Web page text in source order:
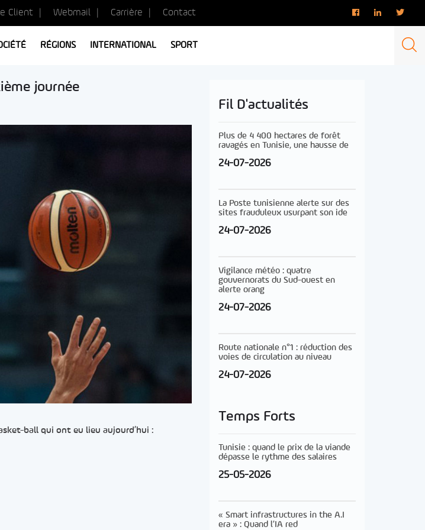
Client Webmail Carrière Contact
RÉGIONS INTERNATIONAL SPORT
journée
ball qui ont eu lieu aujourd’hui :
Fil D'actualités
Plus de 4 400 hectares de forêt
ravagés en Tunisie, une hausse de
24-07-2026
La Poste tunisienne alerte sur des
sites frauduleux usurpant son ide
24-07-2026
Vigilance météo : quatre
gouvernorats du Sud-ouest en
alerte orang
24-07-2026
Route nationale n°1 : réduction des
voies de circulation au niveau
24-07-2026
Temps Forts
Tunisie : quand le prix de la viande
dépasse le rythme des salaires
25-05-2026
« Smart infrastructures in the A.I
era » : Quand l’IA red